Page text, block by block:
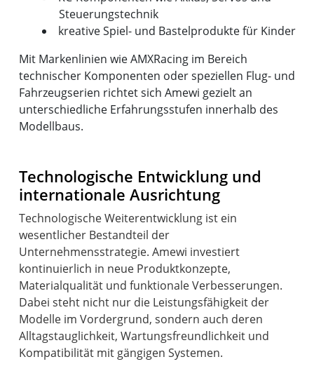
Steuerungstechnik
kreative Spiel- und Bastelprodukte für Kinder
Mit Markenlinien wie AMXRacing im Bereich
technischer Komponenten oder speziellen Flug- und
Fahrzeugserien richtet sich Amewi gezielt an
unterschiedliche Erfahrungsstufen innerhalb des
Modellbaus.
Technologische Entwicklung und
internationale Ausrichtung
Technologische Weiterentwicklung ist ein
wesentlicher Bestandteil der
Unternehmensstrategie. Amewi investiert
kontinuierlich in neue Produktkonzepte,
Materialqualität und funktionale Verbesserungen.
Dabei steht nicht nur die Leistungsfähigkeit der
Modelle im Vordergrund, sondern auch deren
Alltagstauglichkeit, Wartungsfreundlichkeit und
Kompatibilität mit gängigen Systemen.